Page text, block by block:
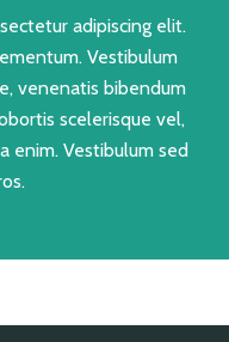
adipiscing elit.
Vestibulum
venenatis bibendum
scelerisque vel,
enim. Vestibulum sed